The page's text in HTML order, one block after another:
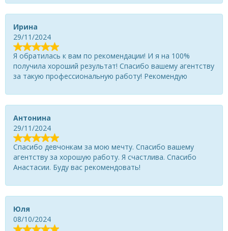
Ирина
29/11/2024
Я обратилась к вам по рекомендации! И я на 100%
получила хороший результат! Спасибо вашему агентству
за такую профессиональную работу! Рекомендую
Антонина
29/11/2024
Спасибо девчонкам за мою мечту. Спасибо вашему
агентству за хорошую работу. Я счастлива. Спасибо
Анастасии. Буду вас рекомендовать!
Юля
08/10/2024